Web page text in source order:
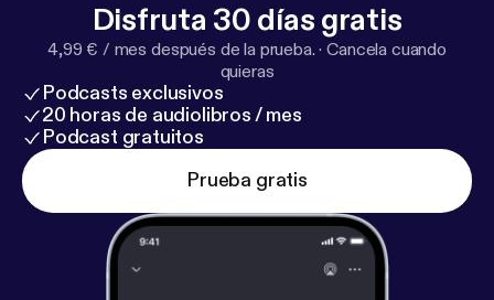
Disfruta 30 días gratis
4,99 € / mes después de la prueba. ·Cancela cuando
quieras
Podcasts exclusivos
20 horas de audiolibros / mes
Podcast gratuitos
Prueba gratis